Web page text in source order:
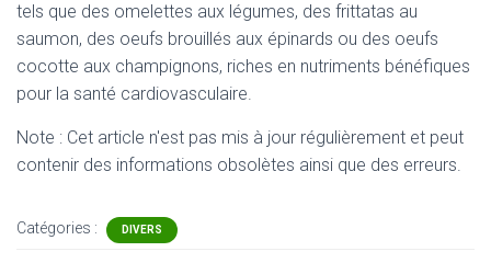
tels que des omelettes aux légumes, des frittatas au
saumon, des oeufs brouillés aux épinards ou des oeufs
cocotte aux champignons, riches en nutriments bénéfiques
pour la santé cardiovasculaire.
Note : Cet article n'est pas mis à jour régulièrement et peut
contenir des informations obsolètes ainsi que des erreurs.
Catégories : DIVERS